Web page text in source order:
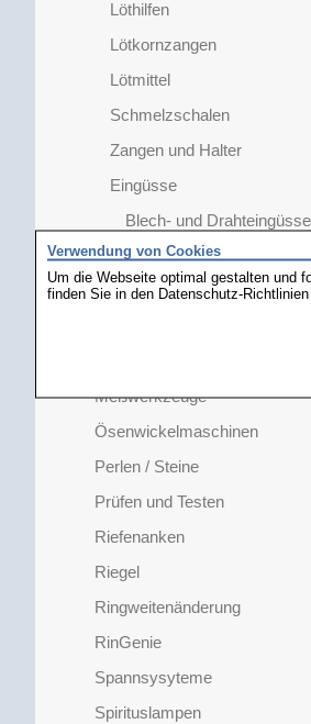
Löthilfen
Lötkornzangen
Lötmittel
Schmelzschalen
Zangen und Halter
Eingüsse
Blech- und Drahteingüsse
Kombieinguss
Barreneingüsse Standard
Meßwerkzeuge
Ösenwickelmaschinen
Perlen / Steine
Prüfen und Testen
Riefenanken
Riegel
Ringweitenänderung
RinGenie
Spannsysyteme
Spirituslampen
Verwendung von Cookies
Um die Webseite optimal gestalten und
finden Sie in den Datenschutz-Richtlinien